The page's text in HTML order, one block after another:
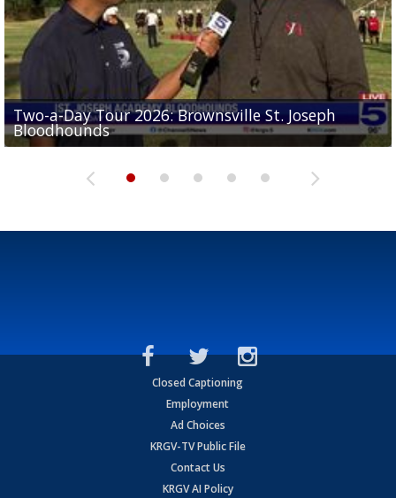
Two-a-Day Tour 2026: Brownsville St. Joseph
Bloodhounds
Two-a-Day Tour 2026: St. Joseph Academy
Bloodhounds
Two-a-Day Tour 2026: Sharyland Rattlers
Sit-down interview with UTRGV wide receiver
Tavian Cord
Two-a-Day Tour 2026: Raymondville Bearkats
Closed Captioning
Employment
Ad Choices
KRGV-TV Public File
Contact Us
KRGV AI Policy